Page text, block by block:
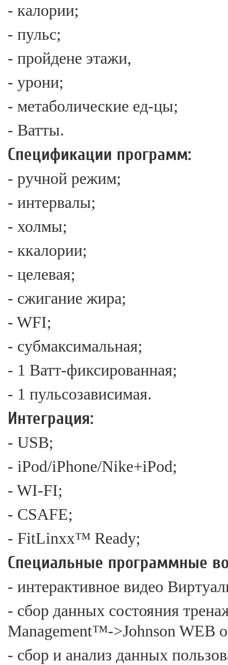
- калории;
- пульс;
- пройдене этажи,
- урони;
- метаболические ед-цы;
- Ватты.
Спецификации программ:
- ручной режим;
- интервалы;
- холмы;
- ккалории;
- целевая;
- сжигание жира;
- WFI;
- субмаксимальная;
- 1 Ватт-фиксированная;
- 1 пульсозависимая.
Интеграция:
- USB;
- iPod/iPhone/Nike+iPod;
- WI-FI;
- CSAFE;
- FitLinxx™ Ready;
Специальные программные
- интерактивное видео
- сбор данных состояния
Management™->Johnson WEB
- сбор и анализ данных